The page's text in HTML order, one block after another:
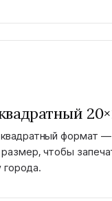
формат —
чтобы